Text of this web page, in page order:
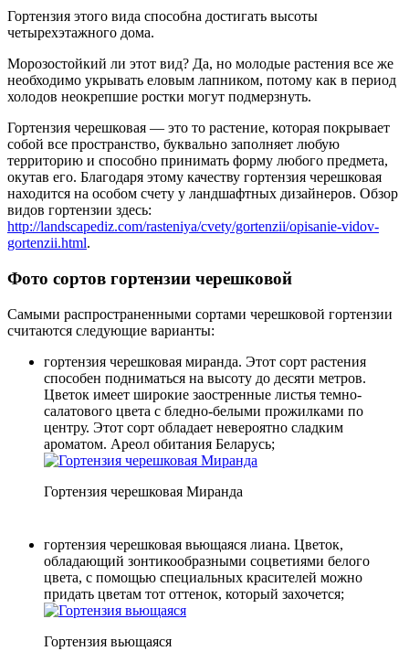
Гортензия этого вида способна достигать высоты
четырехэтажного дома.
Морозостойкий ли этот вид? Да, но молодые растения все же
необходимо укрывать еловым лапником, потому как в период
холодов неокрепшие ростки могут подмерзнуть.
Гортензия черешковая — это то растение, которая покрывает
собой все пространство, буквально заполняет любую
территорию и способно принимать форму любого предмета,
окутав его. Благодаря этому качеству гортензия черешковая
находится на особом счету у ландшафтных дизайнеров. Обзор
видов гортензии здесь:
http://landscapediz.com/rasteniya/cvety/gortenzii/opisanie-vidov-
gortenzii.html.
Фото сортов гортензии черешковой
Самыми распространенными сортами черешковой гортензии
считаются следующие варианты:
гортензия черешковая миранда. Этот сорт растения
способен подниматься на высоту до десяти метров.
Цветок имеет широкие заостренные листья темно-
салатового цвета с бледно-белыми прожилками по
центру. Этот сорт обладает невероятно сладким
ароматом. Ареол обитания Беларусь;
Гортензия черешковая Миранда
гортензия черешковая вьющаяся лиана. Цветок,
обладающий зонтикообразными соцветиями белого
цвета, с помощью специальных красителей можно
придать цветам тот оттенок, который захочется;
Гортензия вьющаяся